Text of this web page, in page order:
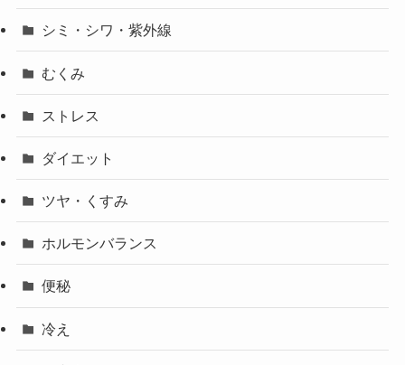
シミ・シワ・紫外線
むくみ
ストレス
ダイエット
ツヤ・くすみ
ホルモンバランス
便秘
冷え